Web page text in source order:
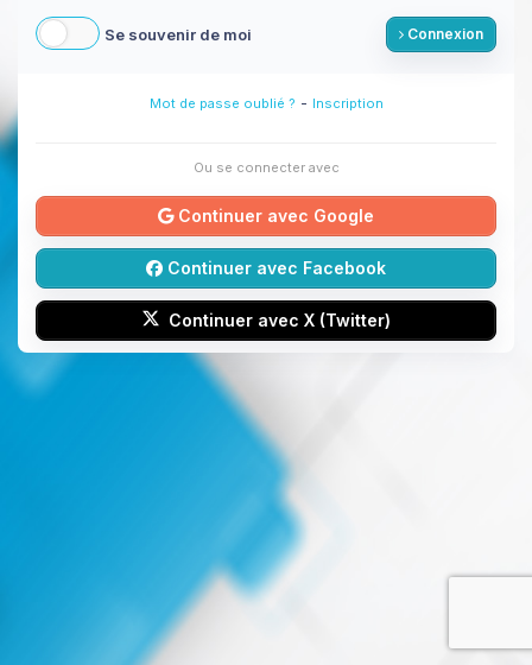
Se souvenir de moi Connexion
Mot de passe oublié ? - Inscription
Ou se connecter avec
Continuer avec Google
Continuer avec Facebook
Continuer avec X (Twitter)